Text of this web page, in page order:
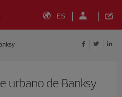
ES
urbano de Banksy